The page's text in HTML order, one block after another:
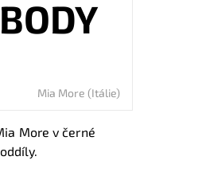
Mia More (Itálie)
More v černé